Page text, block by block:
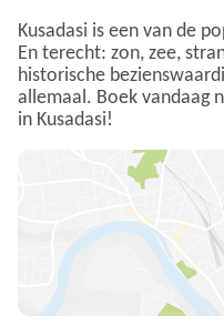
Kusadasi is een van de
En terecht: zon, zee,
historische
allemaal. Boek vandaag
in Kusadasi!